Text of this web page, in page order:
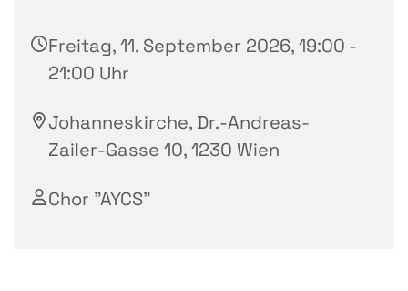
Freitag, 11. September 2026, 19:00 -
21:00 Uhr
Johanneskirche, Dr.-Andreas-
Zailer-Gasse 10, 1230 Wien
Chor "AYCS"